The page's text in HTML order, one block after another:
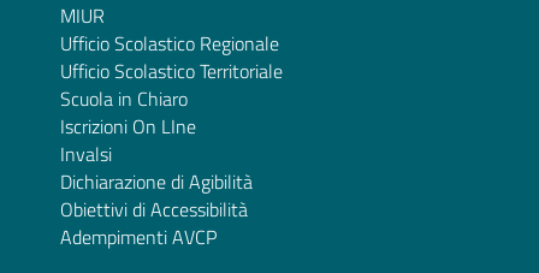
MIUR
Ufficio Scolastico Regionale
Ufficio Scolastico Territoriale
Scuola in Chiaro
Iscrizioni On LIne
Invalsi
Dichiarazione di Agibilità
Obiettivi di Accessibilità
Adempimenti AVCP